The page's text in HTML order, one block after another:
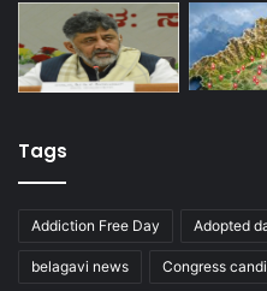
Tags
Addiction Free Day Adopted
belagavi news Congress